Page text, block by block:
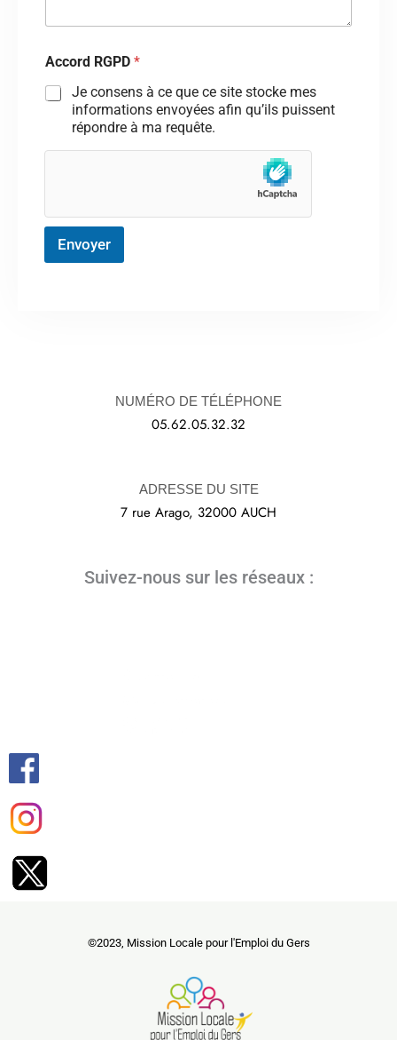
Accord RGPD *
Je consens à ce que ce site stocke mes
informations envoyées afin qu’ils puissent
répondre à ma requête.
Envoyer
NUMÉRO DE TÉLÉPHONE
05.62.05.32.32
ADRESSE DU SITE
7 rue Arago, 32000 AUCH
Suivez-nous sur les réseaux :
©2023, Mission Locale pour l'Emploi du Gers